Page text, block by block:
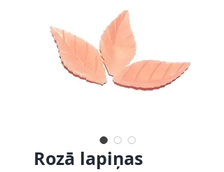
Rozā lapiņas